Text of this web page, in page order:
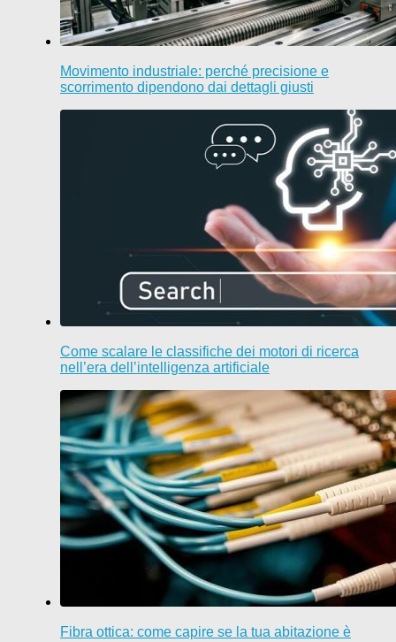
Movimento industriale: perché precisione e
scorrimento dipendono dai dettagli giusti
Come scalare le classifiche dei motori di ricerca
nell’era dell’intelligenza artificiale
Fibra ottica: come capire se la tua abitazione è